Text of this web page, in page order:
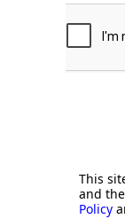
This
and
Policy